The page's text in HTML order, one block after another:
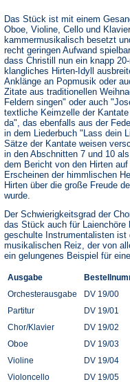
Das Stück ist mit einem
Oboe, Violine, Cello und
kammermusikalisch besetzt
recht geringen Aufwand
dass Christill nun ein knapp
klangliches Hirten-Idyll
Anklänge an Popmusik oder
Zitate aus traditionellen
Feldern singen" oder auch
textliche Keimzelle der
da", das ebenfalls aus der
in dem Liederbuch "Lass dein
Sätze der Kantate weisen
in den Abschnitten 7 und 10
dem Bericht von den Hirten
Erscheinen der himmlischen
Hirten über die große Freude
wurde.
Der Schwierigkeitsgrad der
das Stück auch für
geschulte Instrumentalisten
musikalischen Reiz, der von
ein gelungenes Beispiel für
Ausgabe
Orchesterausgabe
DV 19/00
Partitur
DV 19/01
Chor/Klavier
DV 19/02
Oboe
DV 19/03
Violine
DV 19/04
Violoncello
DV 19/05